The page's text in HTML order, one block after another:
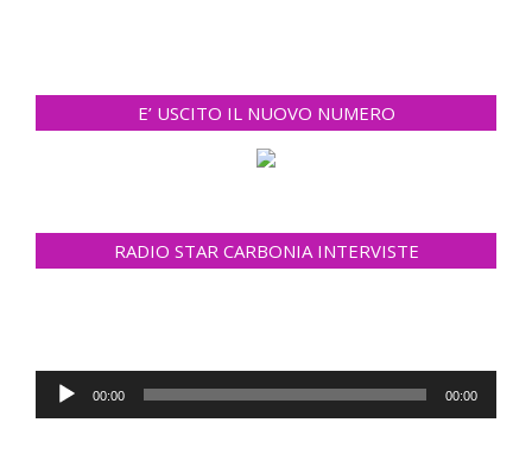
E’ USCITO IL NUOVO NUMERO
RADIO STAR CARBONIA INTERVISTE
Audio
Player
00:00 00:00